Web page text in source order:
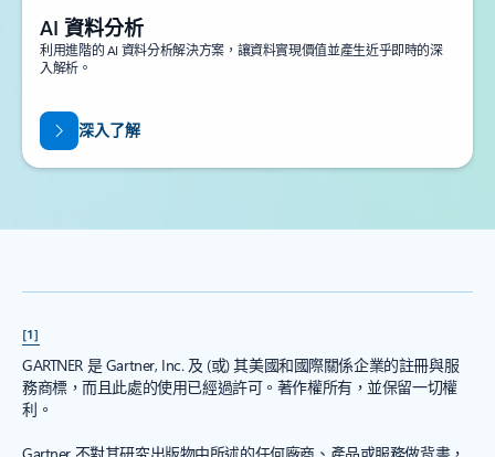
AI 資料分析
利用進階的 AI 資料分析解決方案，讓資料實現價值並產生近乎即時的深
入解析。
深入了解
[1]
GARTNER 是 Gartner, Inc. 及 (或) 其美國和國際關係企業的註冊與服
務商標，而且此處的使用已經過許可。著作權所有，並保留一切權
利。